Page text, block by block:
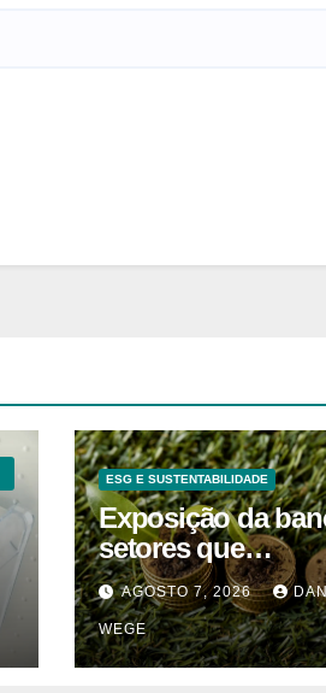
ESG E SUSTENTABILIDADE
Exposição da
setores que
contribuem para
alterações
mantém-se nos
AGOSTO 7, 2026
WEGE